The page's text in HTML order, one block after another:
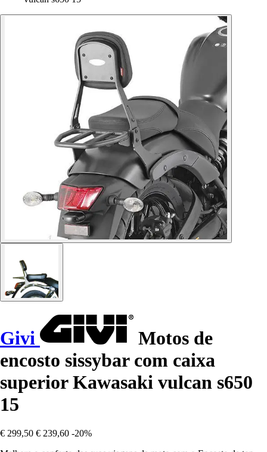
Givi
Motos de
encosto sissybar com caixa
superior Kawasaki vulcan s650
15
€ 299,50 € 239,60 -20%